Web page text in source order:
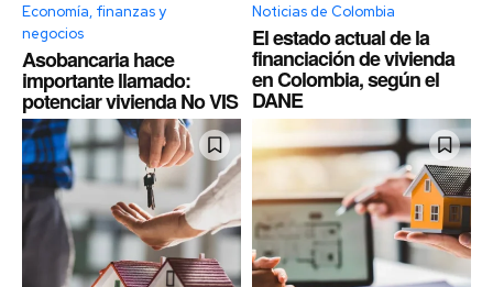
Economía, finanzas y
negocios
Asobancaria hace
importante llamado:
potenciar vivienda No VIS
Noticias de Colombia
El estado actual de la
financiación de vivienda
en Colombia, según el
DANE